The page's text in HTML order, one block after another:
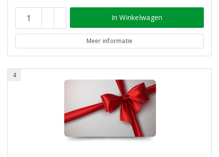
In Winkelwagen
Meer informatie
4